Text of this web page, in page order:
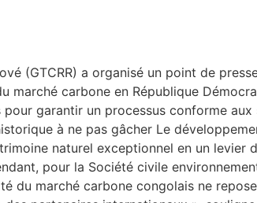
(GTCRR) a organisé un point de
carbone en République
garantir un processus conforme
à ne pas gâcher Le
naturel exceptionnel en un levier
pour la Société civile
du marché carbone congolais ne